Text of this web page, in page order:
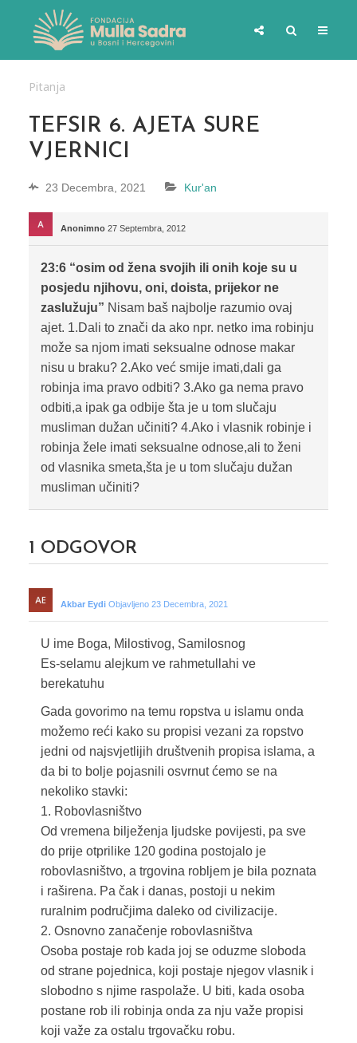
Pitanja
TEFSIR 6. AJETA SURE
VJERNICI
23 Decembra, 2021 Kur'an
Anonimno 27 Septembra, 2012
23:6 “osim od žena svojih ili onih koje su u
posjedu njihovu, oni, doista, prijekor ne
zaslužuju” Nisam baš najbolje razumio ovaj
ajet. 1.Dali to znači da ako npr. netko ima robinju
može sa njom imati seksualne odnose makar
nisu u braku? 2.Ako već smije imati,dali ga
robinja ima pravo odbiti? 3.Ako ga nema pravo
odbiti,a ipak ga odbije šta je u tom slučaju
musliman dužan učiniti? 4.Ako i vlasnik robinje i
robinja žele imati seksualne odnose,ali to ženi
od vlasnika smeta,šta je u tom slučaju dužan
musliman učiniti?
1 ODGOVOR
Akbar Eydi Objavljeno 23 Decembra, 2021
U ime Boga, Milostivog, Samilosnog
Es-selamu alejkum ve rahmetullahi ve
berekatuhu
Gada govorimo na temu ropstva u islamu onda
možemo reći kako su propisi vezani za ropstvo
jedni od najsvjetlijih društvenih propisa islama, a
da bi to bolje pojasnili osvrnut ćemo se na
nekoliko stavki:
1. Robovlasništvo
Od vremena bilježenja ljudske povijesti, pa sve
do prije otprilike 120 godina postojalo je
robovlasništvo, a trgovina robljem je bila poznata
i raširena. Pa čak i danas, postoji u nekim
ruralnim područjima daleko od civilizacije.
2. Osnovno zanačenje robovlasništva
Osoba postaje rob kada joj se oduzme sloboda
od strane pojednica, koji postaje njegov vlasnik i
slobodno s njime raspolaže. U biti, kada osoba
postane rob ili robinja onda za nju važe propisi
koji važe za ostalu trgovačku robu.